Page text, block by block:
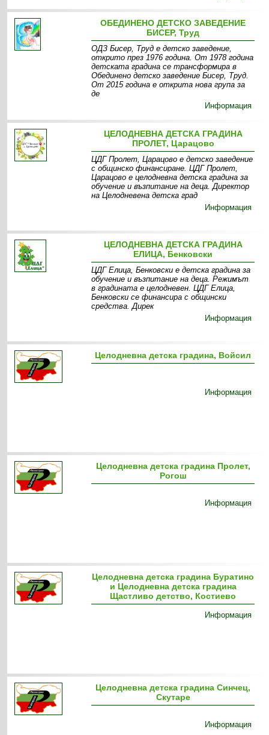
ОБЕДИНЕНО ДЕТСКО ЗАВЕДЕНИЕ
БИСЕР, Труд
ОДЗ Бисер, Труд е детско заведение,
открито през 1976 година. От 1978 година
детската градина се трансформира в
Обединено детско заведение Бисер, Труд.
От 2015 година е открита нова група за
де
Информация
ЦЕЛОДНЕВНА ДЕТСКА ГРАДИНА
ПРОЛЕТ, Царацово
ЦДГ Пролет, Царацово е детско заведение
с общинско финансиране. ЦДГ Пролет,
Царацово е целодневна детска градина за
обучениe и възпитание на деца. Директор
на Целодневена детска град
Информация
ЦЕЛОДНЕВНА ДЕТСКА ГРАДИНА
ЕЛИЦА, Бенковски
ЦДГ Елица, Бенковски е детска градина за
обучение и възпитание на деца. Режимът
в градината е целодневен. ЦДГ Елица,
Бенковски се финансира с общински
средства. Дирек
Информация
Целодневна детска градина, Войсил
Информация
Целодневна детска градина Пролет,
Рогош
Информация
Целодневна детска градина Буратино
и Целодневна детска градина
Щастливо детство, Костиево
Информация
Целодневна детска градина Синчец,
Скутаре
Информация